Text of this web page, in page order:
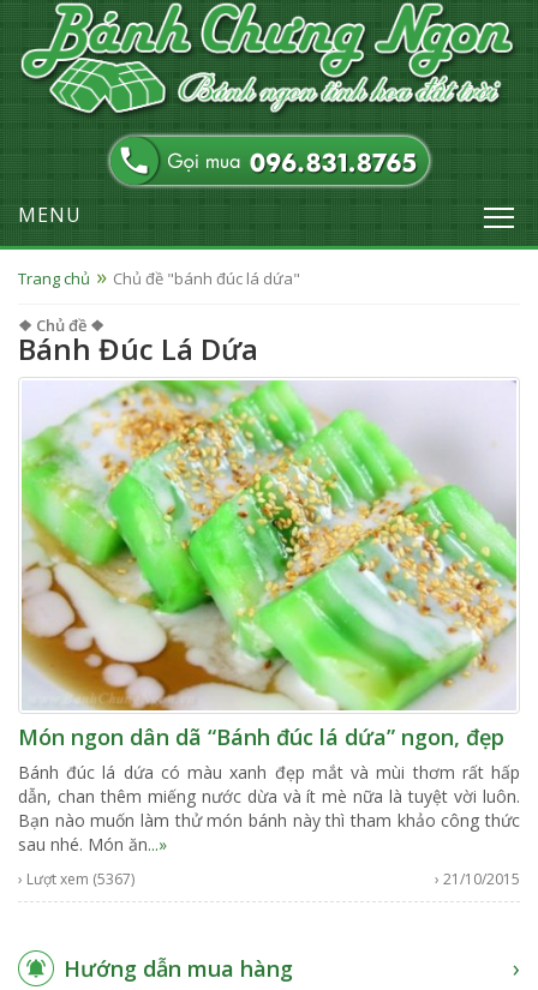
MENU
Trang chủ Chủ đề "bánh đúc lá dứa"
❖ Chủ đề ❖
Bánh Đúc Lá Dứa
Món ngon dân dã “Bánh đúc lá dứa” ngon, đẹp
Bánh đúc lá dứa có màu xanh đẹp mắt và mùi thơm rất hấp
dẫn, chan thêm miếng nước dừa và ít mè nữa là tuyệt vời luôn.
Bạn nào muốn làm thử món bánh này thì tham khảo công thức
sau nhé. Món ăn...»
› Lượt xem (5367) › 21/10/2015
Hướng dẫn mua hàng